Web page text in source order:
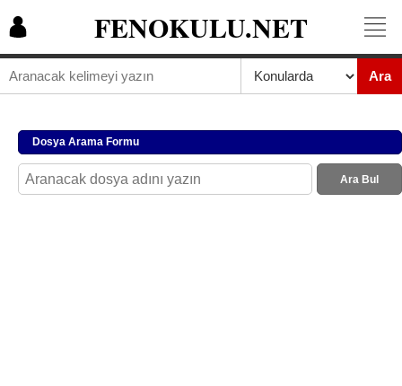
FENOKULU.NET
Ara
Dosya Arama Formu
Ara Bul